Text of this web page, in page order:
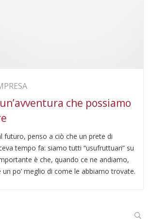
che possiamo
futuro, penso a ciò che un prete di
tempo fa: siamo tutti “usufruttuari” su
è che, quando ce ne andiamo,
po’ meglio di come le abbiamo trovate.